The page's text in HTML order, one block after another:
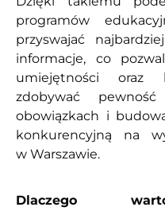
programów
przyswajać
informacje, co
umiejętności oraz
zdobywać
obowiązkach i
konkurencyjną na
w Warszawie.
Dlaczego